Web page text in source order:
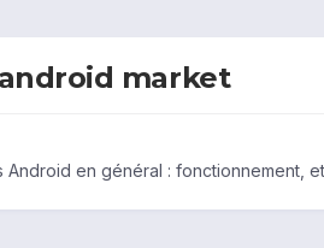
market
Android en général : fonctionnement,